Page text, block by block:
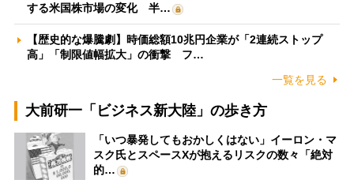
する米国株市場の変化 半…
【歴史的な爆騰劇】時価総額10兆円企業が「2連続ストップ
高」「制限値幅拡大」の衝撃 フ…
一覧を見る
大前研一「ビジネス新大陸」の歩き方
「いつ暴発してもおかしくはない」イーロン・マ
スク氏とスペースXが抱えるリスクの数々「絶対
的…